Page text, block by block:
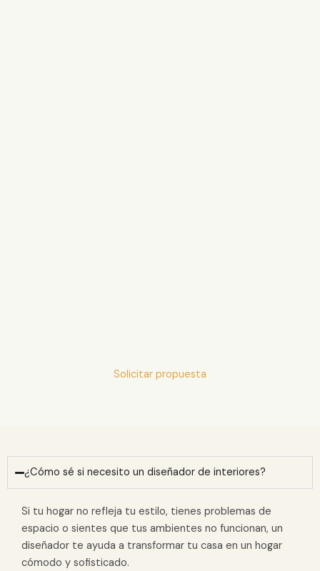
Solicitar propuesta
¿Cómo sé si necesito un diseñador de interiores?
Si tu hogar no refleja tu estilo, tienes problemas de
espacio o sientes que tus ambientes no funcionan, un
diseñador te ayuda a transformar tu casa en un hogar
cómodo y sofisticado.